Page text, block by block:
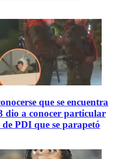
que se encuentra
dio a conocer particular
PDI que se parapetó